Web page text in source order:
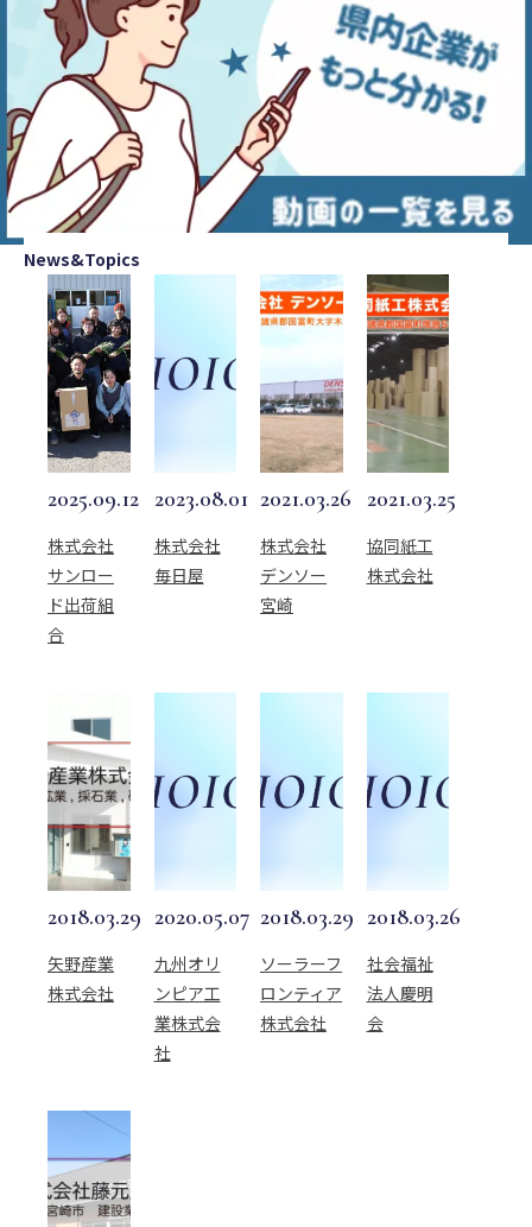
News&Topics
2025.09.12
株式会社
サンロー
ド出荷組
合
2023.08.01
株式会社
毎日屋
2021.03.26
株式会社
デンソー
宮崎
2021.03.25
協同紙工
株式会社
2018.03.29
矢野産業
株式会社
2020.05.07
九州オリ
ンピア工
業株式会
社
2018.03.29
ソーラーフ
ロンティア
株式会社
2018.03.26
社会福祉
法人慶明
会